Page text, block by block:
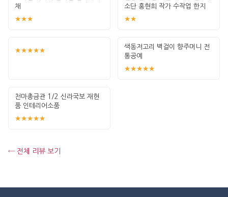
채
★★★
소단 홍현희 작가 수작업 한지
그림 고급
★★
★★★★★
색동저고리 벽걸이 향주머니 전
통공예
★★★★★
천마총금관 1/2 신라국보 재현
품 인테리어소품
★★★★★
← 전체 리뷰 보기